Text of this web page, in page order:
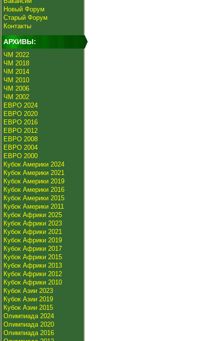
Новый Форум
Старый Форум
Контакты
АРХИВЫ:
ЧМ 2022
ЧМ 2018
ЧМ 2014
ЧМ 2010
ЧМ 2006
ЧМ 2002
ЕВРО 2024
ЕВРО 2020
ЕВРО 2016
ЕВРО 2012
ЕВРО 2008
ЕВРО 2004
ЕВРО 2000
Кубок Америки 2024
Кубок Америки 2021
Кубок Америки 2019
Кубок Америки 2016
Кубок Америки 2015
Кубок Америки 2011
Кубок Африки 2025
Кубок Африки 2023
Кубок Африки 2021
Кубок Африки 2019
Кубок Африки 2017
Кубок Африки 2015
Кубок Африки 2013
Кубок Африки 2012
Кубок Африки 2010
Кубок Азии 2023
Кубок Азии 2019
Кубок Азии 2015
Олимпиада 2024
Олимпиада 2020
Олимпиада 2016